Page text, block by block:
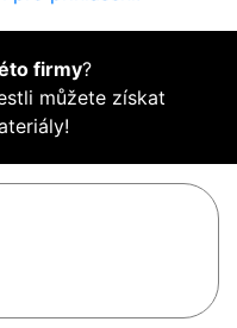
firmy?
můžete získat